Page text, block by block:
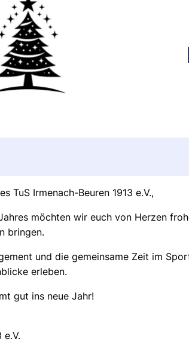
TuS Irmenach-Beuren 1913 e.V.,
möchten wir euch von Herzen
bringen.
und die gemeinsame Zeit im
erleben.
gut ins neue Jahr!
e.V.